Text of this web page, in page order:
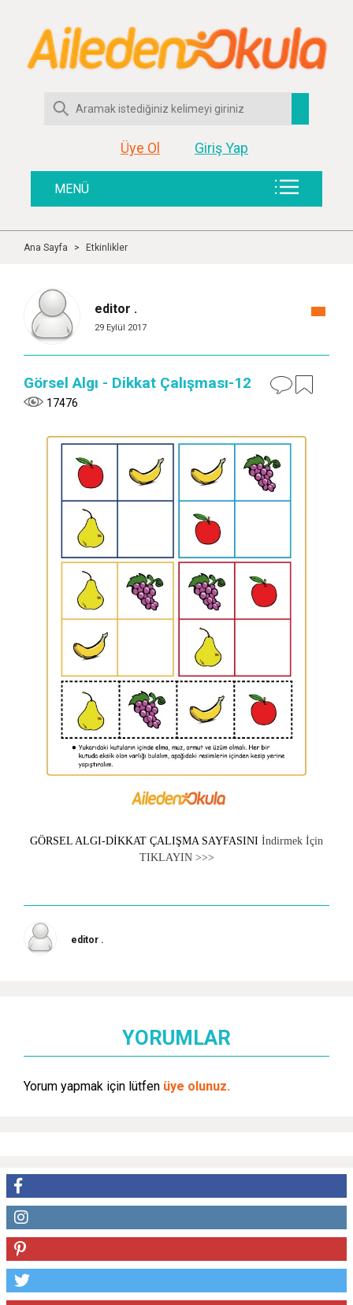
Üye Ol Giriş Yap
MENÜ
Ana Sayfa > Etkinlikler
editor .
29 Eylül 2017
Görsel Algı - Dikkat Çalışması-12
17476
GÖRSEL ALGI-DİKKAT ÇALIŞMA SAYFASINI İndirmek İçin
TIKLAYIN >>>
editor .
YORUMLAR
Yorum yapmak için lütfen üye olunuz.